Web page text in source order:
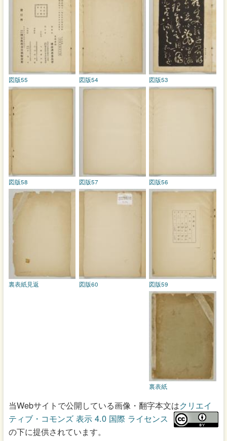
図版53
図版54
図版55
図版56
図版57
図版58
図版59
図版60
裏表紙見返
裏表紙
当Webサイトで公開している画像・翻字本文はクリエイ
ティブ・コモンズ 表示 4.0 国際 ライセンス
の下に提供されています。